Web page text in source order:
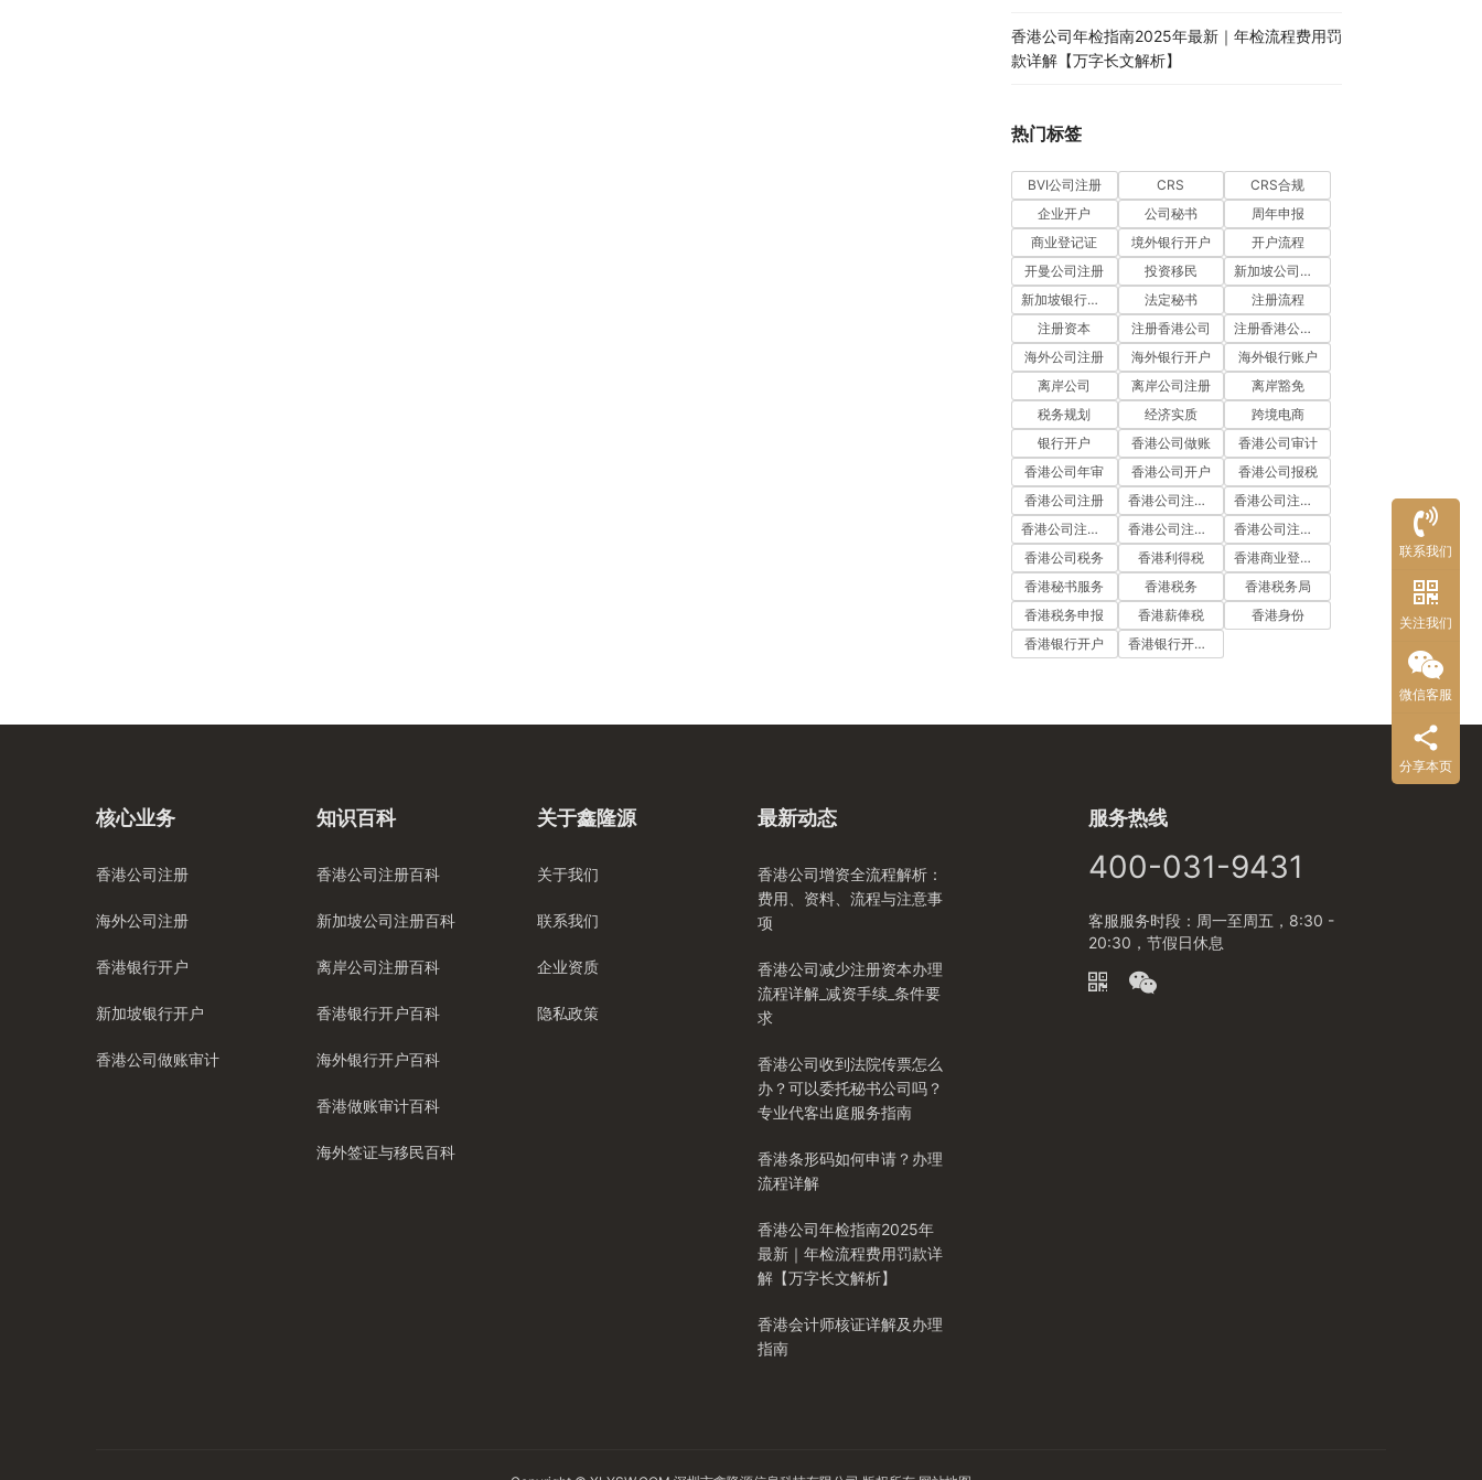
香港公司年检指南2025年最新｜年检流程费用罚
款详解【万字长文解析】
热门标签
BVI公司注册 CRS
CRS合规
企业开户
公司秘书
周年申报
商业登记证
境外银行开户
开户流程
开曼公司注册
投资移民
新加坡公司注册
新加坡银行开户
法定秘书
注册流程
注册资本
注册香港公司
注册香港公司流程
海外公司注册
海外银行开户
海外银行账户
离岸公司
离岸公司注册
离岸豁免
税务规划
经济实质
跨境电商
银行开户
香港公司做账
香港公司审计
香港公司年审
香港公司开户
香港公司报税
香港公司注册
香港公司注册代办
香港公司注册处
香港公司注册流程
香港公司注册费用
香港公司注册资料
香港公司税务
香港利得税
香港商业登记证
香港秘书服务
香港税务
香港税务局
香港税务申报
香港薪俸税
香港身份
香港银行开户
香港银行开户流程
核心业务
香港公司注册
海外公司注册
香港银行开户
新加坡银行开户
香港公司做账审计
知识百科
香港公司注册百科
新加坡公司注册百科
离岸公司注册百科
香港银行开户百科
海外银行开户百科
香港做账审计百科
海外签证与移民百科
关于鑫隆源
关于我们
联系我们
企业资质
隐私政策
最新动态
香港公司增资全流程解析：
费用、资料、流程与注意事
项
香港公司减少注册资本办理
流程详解_减资手续_条件要
求
香港公司收到法院传票怎么
办？可以委托秘书公司吗？
专业代客出庭服务指南
香港条形码如何申请？办理
流程详解
香港公司年检指南2025年
最新｜年检流程费用罚款详
解【万字长文解析】
香港会计师核证详解及办理
指南
服务热线
400-031-9431
客服服务时段：周一至周五，8:30 -
20:30，节假日休息
联系我们
关注我们
微信客服
分享本页